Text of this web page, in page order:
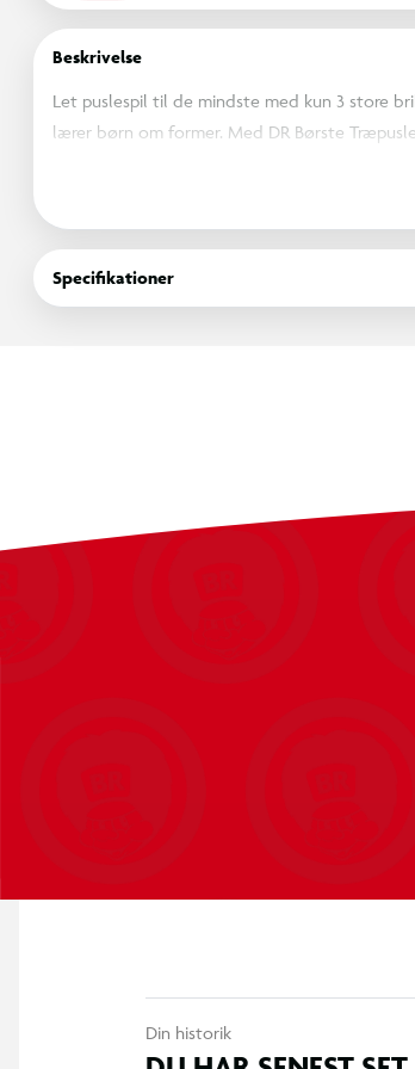
Beskrivelse
Let puslespil til de mindste med kun 3 store
lærer børn om former. Med DR Børste
OBS! Varen er assorteret, og en bestemt
Specifikationer
Din historik